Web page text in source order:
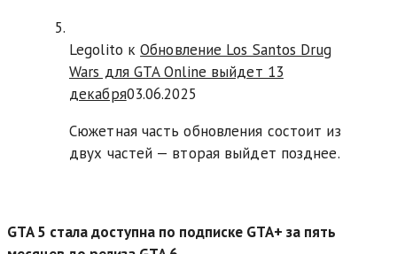
Legolito кОбновление Los Santos Drug
Wars для GTA Online выйдет 13
декабря03.06.2025
Сюжетная часть обновления состоит из
двух частей — вторая выйдет позднее.
GTA 5 стала доступна по подписке GTA+ за пять